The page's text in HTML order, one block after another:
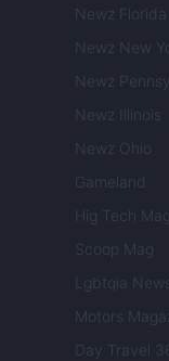
Newz Florida
Newz New
Newz
Newz Illinois
Newz Ohio
Gameland
Hig Tech Mag
Scoop Mag
Lgbtqia News
Motors
Day Travel